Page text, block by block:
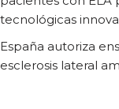
tecnológicas
España autoriza
esclerosis lateral